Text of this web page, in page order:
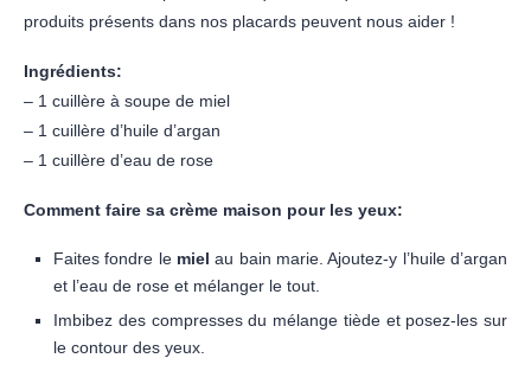
produits présents dans nos placards peuvent nous aider !
Ingrédients:
– 1 cuillère à soupe de miel
– 1 cuillère d’huile d’argan
– 1 cuillère d’eau de rose
Comment faire sa crème maison pour les yeux:
Faites fondre le miel au bain marie. Ajoutez-y l’huile d’argan
et l’eau de rose et mélanger le tout.
Imbibez des compresses du mélange tiède et posez-les sur
le contour des yeux.